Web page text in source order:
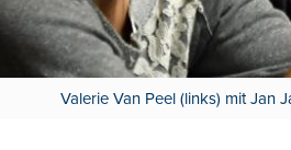
Valerie Van Peel (links) mit Jan